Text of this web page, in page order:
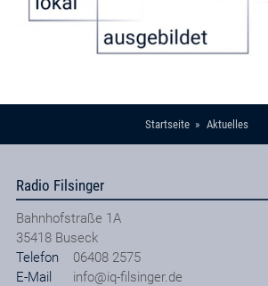
Startseite Aktuelles
Radio Filsinger
Bahnhofstraße 1A
35418 Buseck
Telefon
06408 2575
E-Mail
info@iq-filsinger.de